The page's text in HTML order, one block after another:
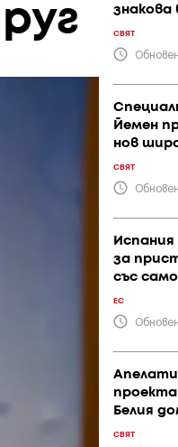
знакова
СВЯТ
Йемен
нов
СВЯТ
Испания
за
със
ЕС
проекта
Белия
СВЯТ